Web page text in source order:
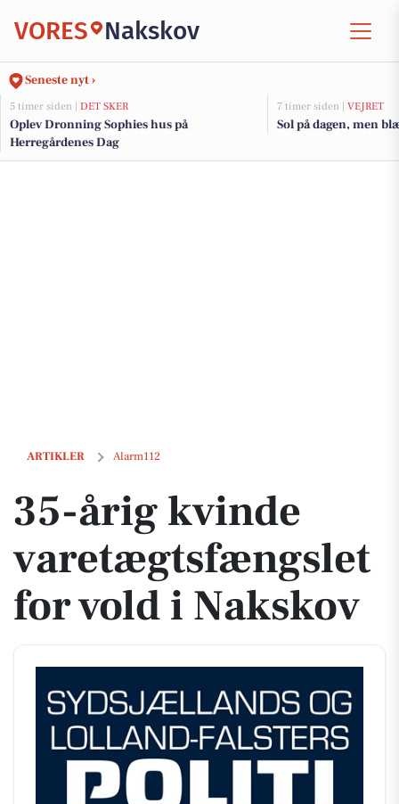
VORES Nakskov
Seneste nyt ›
5 timer siden | DET SKER
Oplev Dronning Sophies hus på
Herregårdenes Dag
7 timer siden | VEJRET
Sol på dagen, men
ARTIKLER Alarm112
35-årig kvinde varetægtsfængslet for vold i Nakskov
35-årig kvinde
varetægtsfængslet
for vold i Nakskov